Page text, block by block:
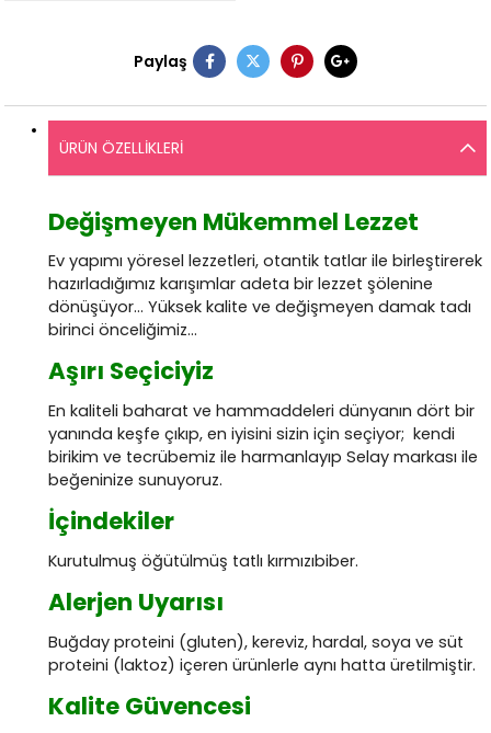
Paylaş
ÜRÜN ÖZELLIKLERI
Değişmeyen Mükemmel Lezzet
Ev yapımı yöresel lezzetleri, otantik tatlar ile birleştirerek
hazırladığımız karışımlar adeta bir lezzet şölenine
dönüşüyor… Yüksek kalite ve değişmeyen damak tadı
birinci önceliğimiz…
Aşırı Seçiciyiz
En kaliteli baharat ve hammaddeleri dünyanın dört bir
yanında keşfe çıkıp, en iyisini sizin için seçiyor; kendi
birikim ve tecrübemiz ile harmanlayıp Selay markası ile
beğeninize sunuyoruz.
İçindekiler
Kurutulmuş öğütülmüş tatlı kırmızıbiber.
Alerjen Uyarısı
Buğday proteini (gluten), kereviz, hardal, soya ve süt
proteini (laktoz) içeren ürünlerle aynı hatta üretilmiştir.
Kalite Güvencesi